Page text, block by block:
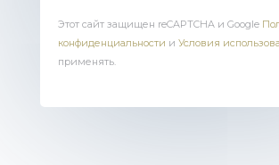
Этот сайт защищен reCAPTCHA и Google
конфиденциальности и Условия
применять.